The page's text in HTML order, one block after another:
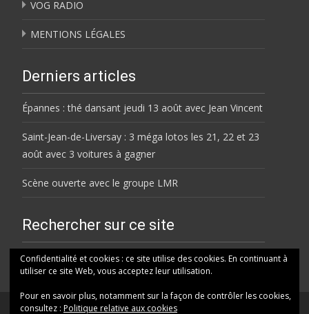
VOG RADIO
MENTIONS LÉGALES
Derniers articles
Épannes : thé dansant jeudi 13 août avec Jean Vincent
Saint-Jean-de-Liversay : 3 méga lotos les 21, 22 et 23
août avec 3 voitures à gagner
Scène ouverte avec le groupe LMR
Rechercher sur ce site
Rechercher
Confidentialité et cookies : ce site utilise des cookies. En continuant à
utiliser ce site Web, vous acceptez leur utilisation.
Pour en savoir plus, notamment sur la façon de contrôler les cookies,
consultez : Politique relative aux cookies